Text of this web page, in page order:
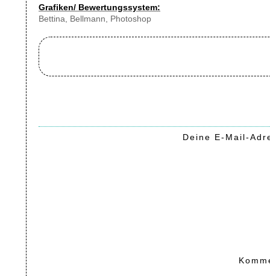
Grafiken/ Bewertungssystem:
Bettina, Bellmann, Photoshop
Deine E-Mail-